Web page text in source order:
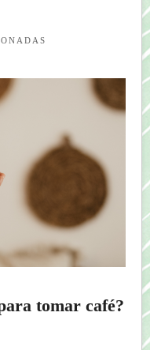
tomar café?